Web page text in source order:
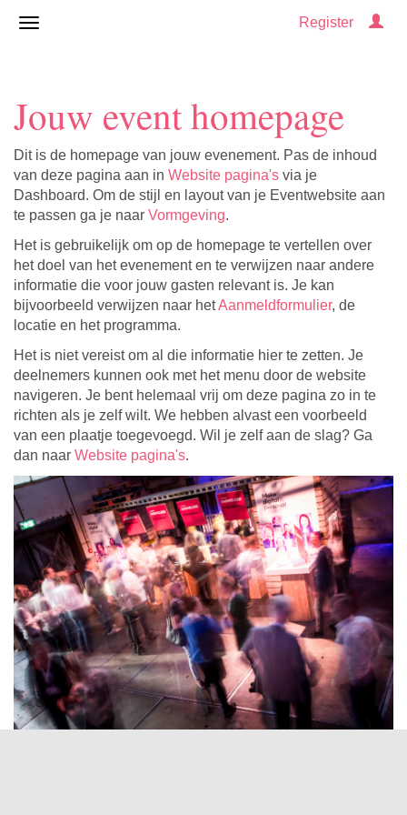
Register
Jouw event homepage
Dit is de homepage van jouw evenement. Pas de inhoud
van deze pagina aan in Website pagina's via je
Dashboard. Om de stijl en layout van je Eventwebsite aan
te passen ga je naar Vormgeving.
Het is gebruikelijk om op de homepage te vertellen over
het doel van het evenement en te verwijzen naar andere
informatie die voor jouw gasten relevant is. Je kan
bijvoorbeeld verwijzen naar hetAanmeldformulier, de
locatie en het programma.
Het is niet vereist om al die informatie hier te zetten. Je
deelnemers kunnen ook met het menu door de website
navigeren. Je bent helemaal vrij om deze pagina zo in te
richten als je zelf wilt. We hebben alvast een voorbeeld
van een plaatje toegevoegd. Wil je zelf aan de slag? Ga
dan naar Website pagina's.